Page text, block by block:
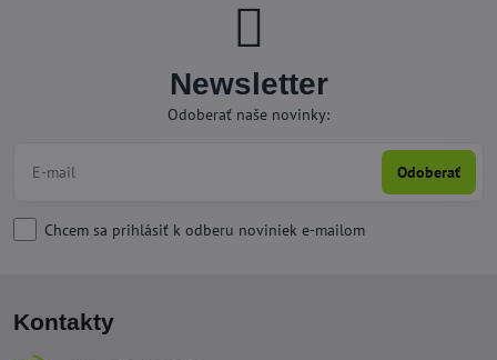
Newsletter
Odoberať naše novinky:
Odoberať
Chcem sa prihlásiť k odberu noviniek e-mailom
Kontakty